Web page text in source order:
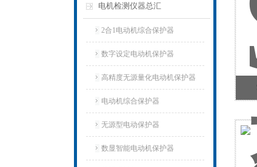
电机检测仪器总汇
2合1电动机综合保护器
数字设定电动机保护器
高精度无源量化电动机保护器
电动机综合保护器
无源型电动保护器
数显智能电动机保护器